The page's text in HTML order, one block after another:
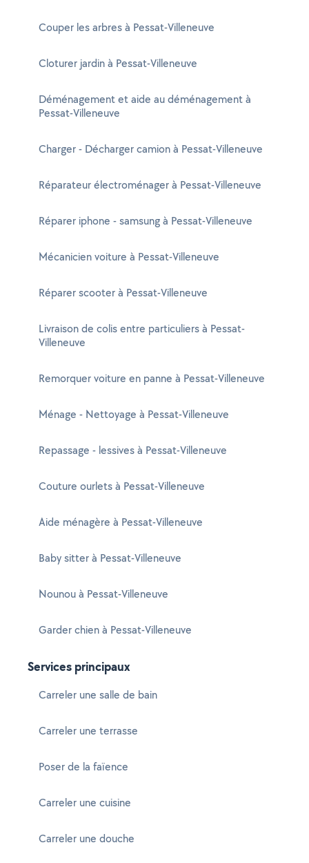
Couper les arbres à Pessat-Villeneuve
Cloturer jardin à Pessat-Villeneuve
Déménagement et aide au déménagement à
Pessat-Villeneuve
Charger - Décharger camion à Pessat-Villeneuve
Réparateur électroménager à Pessat-Villeneuve
Réparer iphone - samsung à Pessat-Villeneuve
Mécanicien voiture à Pessat-Villeneuve
Réparer scooter à Pessat-Villeneuve
Livraison de colis entre particuliers à Pessat-
Villeneuve
Remorquer voiture en panne à Pessat-Villeneuve
Ménage - Nettoyage à Pessat-Villeneuve
Repassage - lessives à Pessat-Villeneuve
Couture ourlets à Pessat-Villeneuve
Aide ménagère à Pessat-Villeneuve
Baby sitter à Pessat-Villeneuve
Nounou à Pessat-Villeneuve
Garder chien à Pessat-Villeneuve
Services principaux
Carreler une salle de bain
Carreler une terrasse
Poser de la faïence
Carreler une cuisine
Carreler une douche